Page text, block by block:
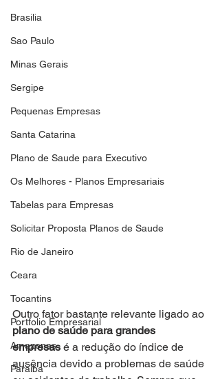
Brasilia
Sao Paulo
Minas Gerais
Sergipe
Pequenas Empresas
Santa Catarina
Plano de Saude para Executivo
Os Melhores - Planos Empresariais
Tabelas para Empresas
Solicitar Proposta Planos de Saude
Rio de Janeiro
Ceara
Tocantins
Portfolio Empresarial
Amazonas
Paraiba
Outro fator bastante relevante ligado ao
plano de saúde para grandes
empresas é a redução do índice de
ausência devido a problemas de saúde